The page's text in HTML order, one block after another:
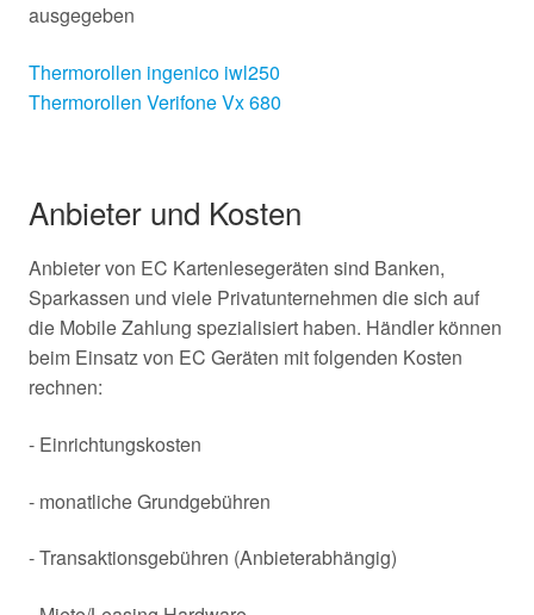
ausgegeben
Thermorollen ingenico iwl250
Thermorollen Verifone Vx 680
Anbieter und Kosten
Anbieter von EC Kartenlesegeräten sind Banken,
Sparkassen und viele Privatunternehmen die sich auf
die Mobile Zahlung spezialisiert haben. Händler können
beim Einsatz von EC Geräten mit folgenden Kosten
rechnen:
- Einrichtungskosten
- monatliche Grundgebühren
- Transaktionsgebühren (Anbieterabhängig)